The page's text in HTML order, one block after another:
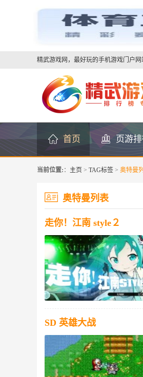
精武游戏网，最好玩的手机游戏门户网
首页 页游
当前位置: ： 主页 > TAG标签 > 奥特曼
奥特曼列表
走你！江南 style２
SD 英雄大战